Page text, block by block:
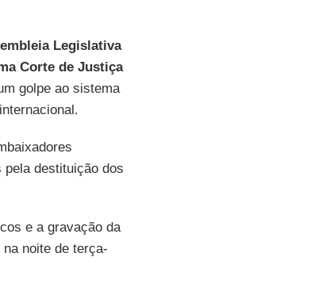
Legislativa
Corte de Justiça
golpe ao sistema
destituição dos
e a gravação da
noite de terça-